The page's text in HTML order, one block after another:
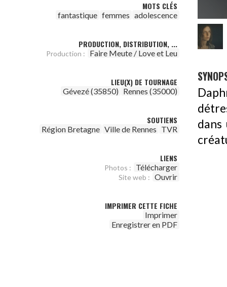
MOTS CLÉS
fantastique femmes adolescence
PRODUCTION, DISTRIBUTION, ...
Production : Faire Meute / Love et Leu
LIEU(X) DE TOURNAGE
Gévezé (35850) Rennes (35000)
SOUTIENS
Région Bretagne Ville de Rennes TVR
LIENS
Photos : Télécharger
Site web : Ouvrir
IMPRIMER CETTE FICHE
Imprimer
Enregistrer en PDF